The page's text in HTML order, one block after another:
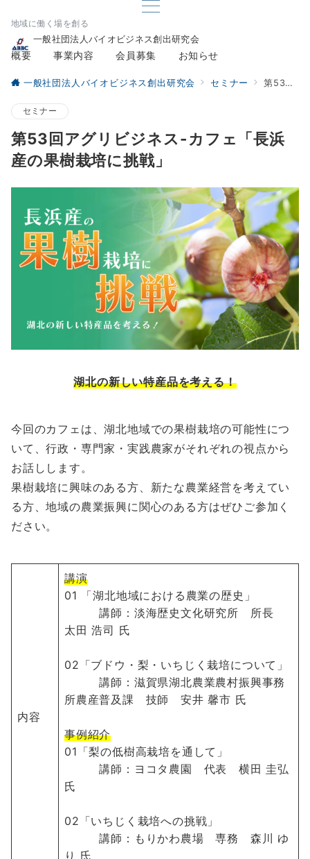
地域に働く場を創る
一般社団法人バイオビジネス創出研究会
概要 事業内容 会員募集 お知らせ
一般社団法人バイオビジネス創出研究会 セミナー 第53回アグリビジネス-カフェ「長浜産の果樹栽培に挑戦」
セミナー
第53回アグリビジネス-カフェ「長浜
産の果樹栽培に挑戦」
湖北の新しい特産品を考える！
今回のカフェは、湖北地域での果樹栽培の可能性につ
いて、行政・専門家・実践農家がそれぞれの視点から
お話しします。
果樹栽培に興味のある方、新たな農業経営を考えてい
る方、地域の農業振興に関心のある方はぜひご参加く
ださい。
内容
講演
01 「湖北地域における農業の歴史」
講師：淡海歴史文化研究所 所長
太田 浩司 氏
02「ブドウ・梨・いちじく栽培について」
講師：滋賀県湖北農業農村振興事務
所農産普及課 技師 安井 馨市 氏
事例紹介
01「梨の低樹高栽培を通して」
講師：ヨコタ農園 代表 横田 圭弘
氏
02「いちじく栽培への挑戦」
講師：もりかわ農場 専務 森川 ゆ
り 氏